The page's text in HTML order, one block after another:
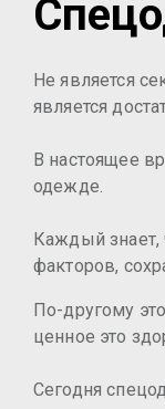
Не является
является
В настоящее
одежде.
Каждый знает,
факторов,
По-другому
ценное это
Сегодня